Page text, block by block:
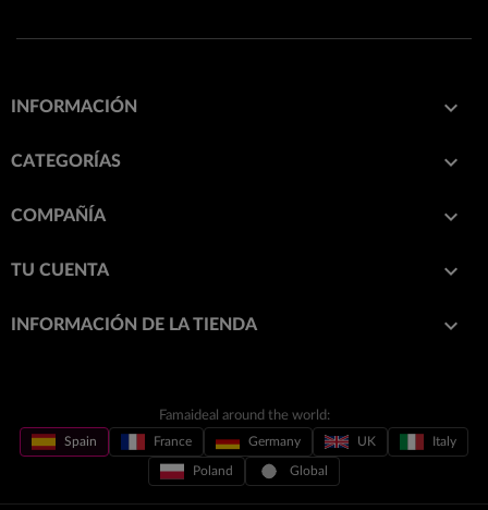
INFORMACIÓN 
CATEGORÍAS 
COMPAÑÍA 
TU CUENTA 
INFORMACIÓN DE LA TIENDA keyboard_arrow_down
Famaideal around the world:
Spain France Germany UK Italy
Poland Global